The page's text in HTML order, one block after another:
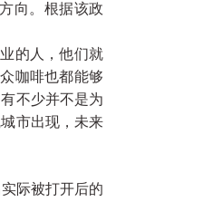
向。根据该政
的人，他们就
咖啡也都能够
不少并不是为
市出现，未来
际被打开后的